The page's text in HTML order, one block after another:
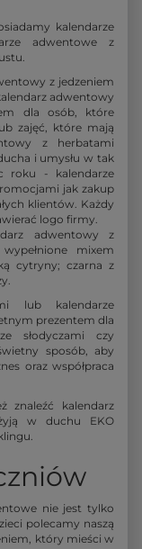
kalendarze
adwentowe z
z jedzeniem
adwentowy
dla osób, które
zajęć, które mają
z herbatami
i umysłu w tak
roku - kalendarze
jak zakup
klientów. Każdy
logo firmy.
adwentowy z
mixem
cytryny; czarna z
lub kalendarze
prezentem dla
słodyczami czy
sposób, aby
oraz współpraca
znaleźć kalendarz
w duchu EKO
nie jest tylko
polecamy naszą
który mieści w